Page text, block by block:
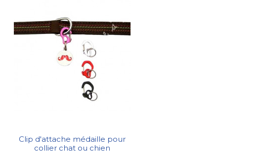
Clip d'attache médaille pour
collier chat ou chien